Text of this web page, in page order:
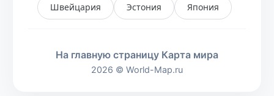
Швейцария Эстония Япония
На главную страницу Карта мира
2026 © World-Map.ru